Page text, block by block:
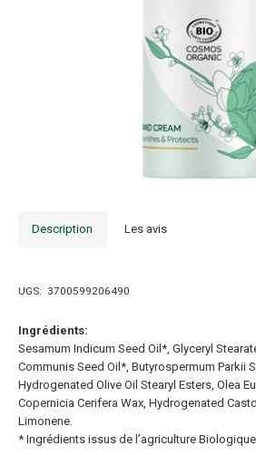
Description Les avis
UGS: 3700599206490
Ingrédients:
Sesamum Indicum Seed Oil*, Glyceryl
Communis Seed Oil*, Butyrospermum Parkii
Hydrogenated Olive Oil Stearyl Esters, Olea
Copernicia Cerifera Wax, Hydrogenated
Limonene.
* Ingrédients issus de l’agriculture Biologique